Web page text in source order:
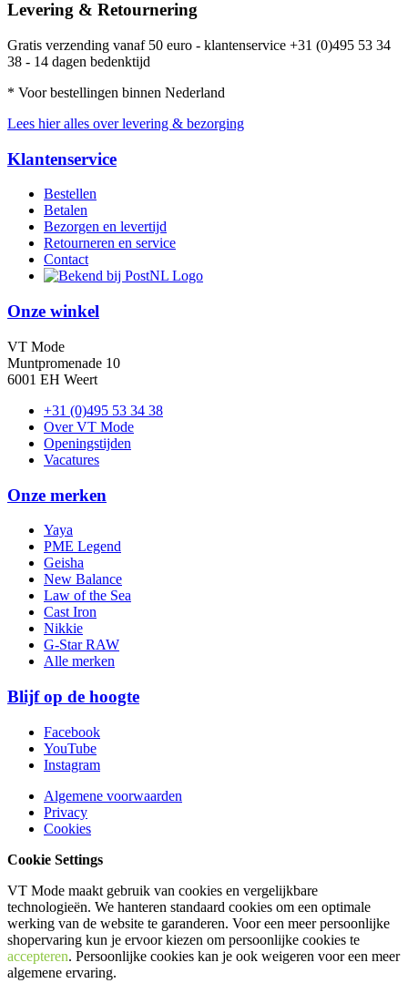
Levering & Retournering
Gratis verzending vanaf 50 euro - klantenservice +31 (0)495 53 34
38 - 14 dagen bedenktijd
* Voor bestellingen binnen Nederland
Lees hier alles over levering & bezorging
Klantenservice
Bestellen
Betalen
Bezorgen en levertijd
Retourneren en service
Contact
Onze winkel
VT Mode
Muntpromenade 10
6001 EH Weert
+31 (0)495 53 34 38
Over VT Mode
Openingstijden
Vacatures
Onze merken
Yaya
PME Legend
Geisha
New Balance
Law of the Sea
Cast Iron
Nikkie
G-Star RAW
Alle merken
Blijf op de hoogte
Facebook
YouTube
Instagram
Algemene voorwaarden
Privacy
Cookies
Cookie Settings
VT Mode maakt gebruik van cookies en vergelijkbare
technologieën. We hanteren standaard cookies om een optimale
werking van de website te garanderen. Voor een meer persoonlijke
shopervaring kun je ervoor kiezen om persoonlijke cookies te
accepteren. Persoonlijke cookies kan je ook weigeren voor een meer
algemene ervaring.